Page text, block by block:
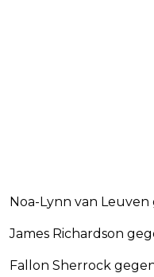
Noa-Lynn van
James Richardson
Fallon Sherrock